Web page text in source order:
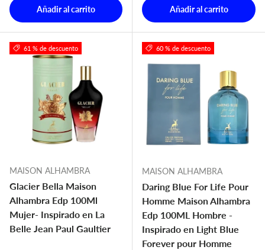
Añadir al carrito Añadir al carrito
61 % de descuento
MAISON ALHAMBRA
Glacier Bella Maison
Alhambra Edp 100Ml
Mujer- Inspirado en La
Belle Jean Paul Gaultier
60 % de descuento
MAISON ALHAMBRA
Daring Blue For Life Pour
Homme Maison Alhambra
Edp 100ML Hombre -
Inspirado en Light Blue
Forever pour Homme